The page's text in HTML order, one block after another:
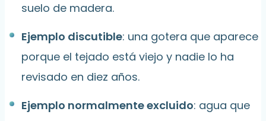
suelo de madera.
Ejemplo discutible: una gotera que aparece
porque el tejado está viejo y nadie lo ha
revisado en diez años.
Ejemplo normalmente excluido: agua que